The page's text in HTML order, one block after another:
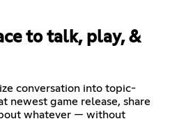
to talk, play, &
conversation into topic-
newest game release, share
whatever — without